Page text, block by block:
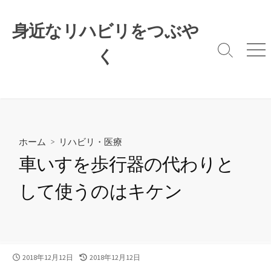
ス
身近なリハビリをつぶや
く
検
メ
ホーム > リハビリ・医療
車いすを歩行器の代わりと
して使うのはキケン
公
2018年12月12日
最
2018年12月12日